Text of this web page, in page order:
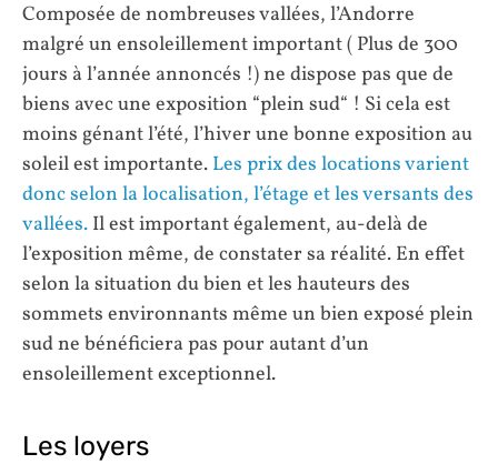
Composée de nombreuses vallées, l’Andorre
malgré un ensoleillement important ( Plus de 300
jours à l’année annoncés !) ne dispose pas que de
biens avec une exposition “plein sud“ ! Si cela est
moins génant l’été, l’hiver une bonne exposition au
soleil est importante. Les prix des locations varient
donc selon la localisation, l’étage et les versants des
vallées. Il est important également, au-delà de
l’exposition même, de constater sa réalité. En effet
selon la situation du bien et les hauteurs des
sommets environnants même un bien exposé plein
sud ne bénéficiera pas pour autant d’un
ensoleillement exceptionnel.
Les loyers